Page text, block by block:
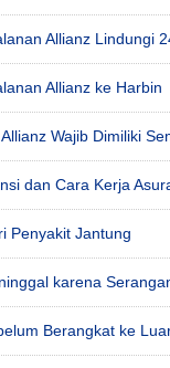
Allianz Lindungi
Allianz ke Harbin
Wajib Dimiliki
dan Cara Kerja
Penyakit Jantung
karena
Berangkat ke